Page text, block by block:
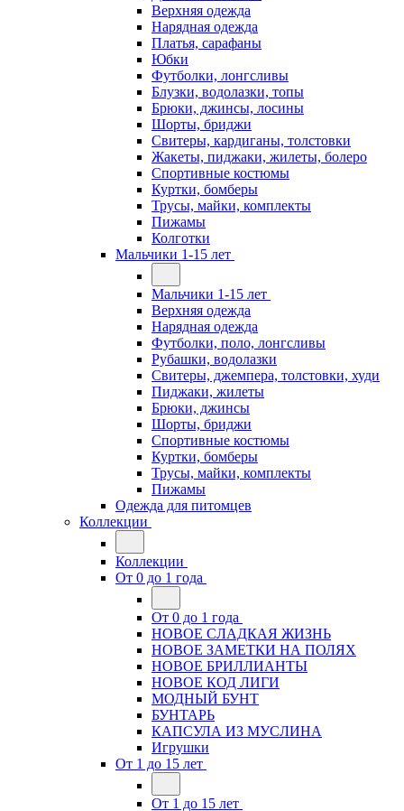
Верхняя одежда
Нарядная одежда
Платья, сарафаны
Юбки
Футболки, лонгсливы
Блузки, водолазки, топы
Брюки, джинсы, лосины
Шорты, бриджи
Свитеры, кардиганы, толстовки
Жакеты, пиджаки, жилеты, болеро
Спортивные костюмы
Куртки, бомберы
Трусы, майки, комплекты
Пижамы
Колготки
Мальчики 1-15 лет
Мальчики 1-15 лет
Верхняя одежда
Нарядная одежда
Футболки, поло, лонгсливы
Рубашки, водолазки
Свитеры, джемпера, толстовки, худи
Пиджаки, жилеты
Брюки, джинсы
Шорты, бриджи
Спортивные костюмы
Куртки, бомберы
Трусы, майки, комплекты
Пижамы
Одежда для питомцев
Коллекции
Коллекции
От 0 до 1 года
От 0 до 1 года
НОВОЕ СЛАДКАЯ ЖИЗНЬ
НОВОЕ ЗАМЕТКИ НА ПОЛЯХ
НОВОЕ БРИЛЛИАНТЫ
НОВОЕ КОД ЛИГИ
МОДНЫЙ БУНТ
БУНТАРЬ
КАПСУЛА ИЗ МУСЛИНА
Игрушки
От 1 до 15 лет
От 1 до 15 лет